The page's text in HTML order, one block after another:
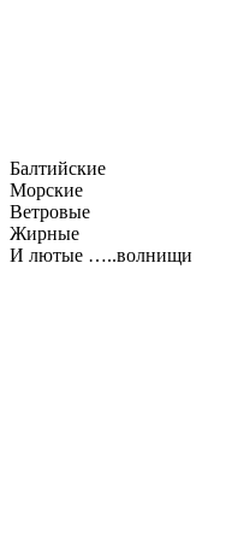
Балтийские
Морские
Ветровые
Жирные
И лютые …..волнищи